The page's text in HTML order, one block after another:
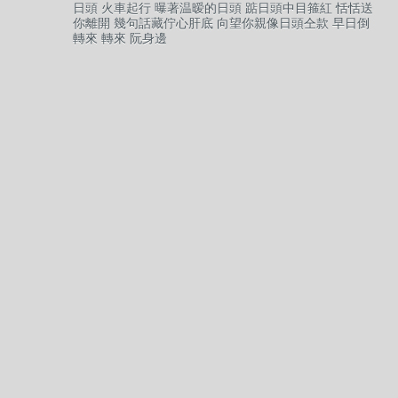
日頭 火車起行 曝著温暧的日頭 踮日頭中目箍紅 恬恬送
你離開 幾句話藏佇心肝底 向望你親像日頭仝款 早日倒
轉來 轉來 阮身邊